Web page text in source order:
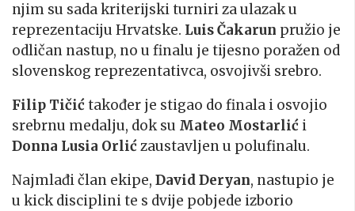
njim su sada kriterijski turniri za ulazak u
reprezentaciju Hrvatske. Luis Čakarun pružio je
odličan nastup, no u finalu je tijesno poražen od
slovenskog reprezentativca, osvojivši srebro.
Filip Tičićtakođer je stigao do finala i osvojio
srebrnu medalju, dok su Mateo Mostarlić i
Donna Lusia Orlićzaustavljen u polufinalu.
Najmlađi član ekipe, David Deryan, nastupio je
u kick disciplini te s dvije pobjede izborio